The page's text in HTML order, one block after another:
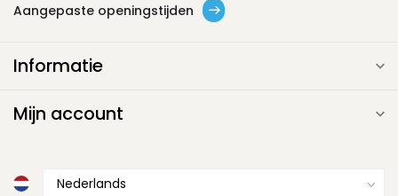
Aangepaste openingstijden
Informatie
Mijn account